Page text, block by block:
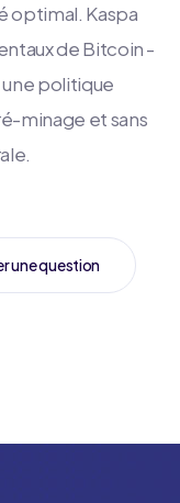
optimal. Kaspa
de Bitcoin -
politique
minage et sans
.
une question